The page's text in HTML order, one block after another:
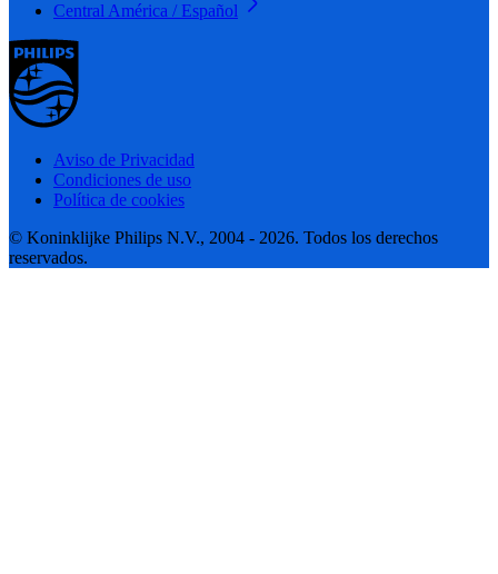
Central América / Español
Aviso de Privacidad
Condiciones de uso
Política de cookies
© Koninklijke Philips N.V., 2004 - 2026. Todos los derechos
reservados.